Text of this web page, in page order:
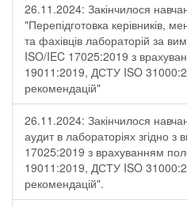
26.11.2024: Закінчилося
"Перепідготовка керівників,
та фахівців лабораторій за
ISO/IEC 17025:2019 з
19011:2019, ДСТУ ISO
рекомендацій"
26.11.2024: Закінчилося
аудит в лабораторіях згідно
17025:2019 з врахуванням
19011:2019, ДСТУ ISO
рекомендацій".